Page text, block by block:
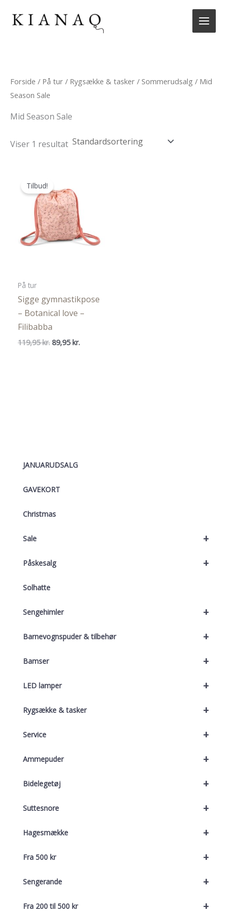
JANUARUDSALG
GAVEKORT
Christmas
+
Sale
+
Påskesalg
Solhatte
+
Sengehimler
+
Barnevognspuder & tilbehør
+
Bamser
+
LED lamper
+
Rygsække & tasker
+
Service
+
Ammepuder
+
Bidelegetøj
+
Suttesnore
+
Hagesmække
+
Fra 500 kr
+
Sengerande
+
Fra 200 til 500 kr
Forside / På tur / Rygsække & tasker / Sommerudsalg / Mid
Season Sale
Mid Season Sale
Viser 1 resultat
Tilbud!
På tur
Sigge gymnastikpose
– Botanical love –
Filibabba
119,95kr. Den
89,95 kr.Den